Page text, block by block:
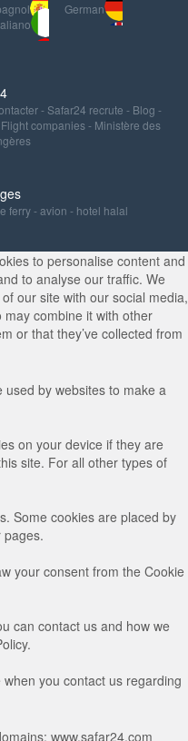
German
-Safar24 recrute - Blog -
Flight companies- Ministère des
ferry-avion - hotel halal
to personalise content and
to analyse our traffic. We
our site with our social media,
combine it with other
or that they’ve collected from
by websites to make a
on your device if they are
site. For all other types of
Some cookies are placed by
your consent from the Cookie
can contact us and how we
you contact us regarding
www.safar24.com